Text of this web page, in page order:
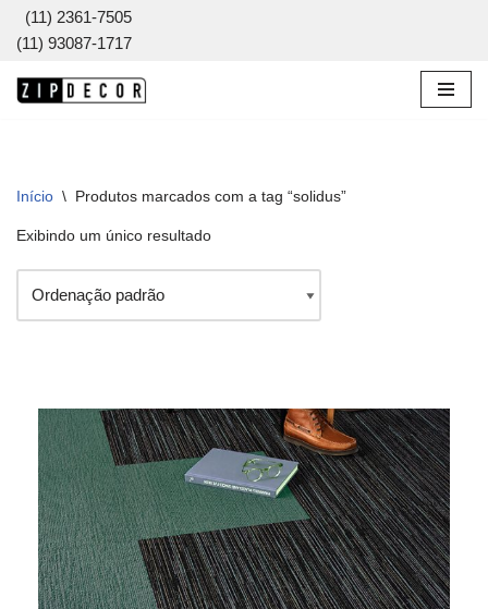
Pular
para
(11) 2361-7505
(11) 93087-1717
Início \ Produtos marcados com a tag “solidus”
Exibindo um único resultado